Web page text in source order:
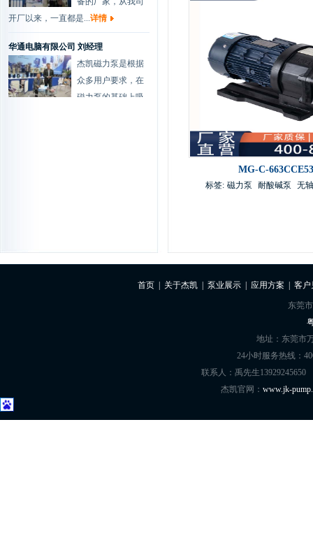
详情
华通电脑有限公司 刘经理
楼顶废气处理泵
80%都是用的杰凯
MG-C-
标签: 磁力泵 耐酸碱泵 无
首页 关于杰凯 泵业展示 应用方案 客户
东莞
地址：东莞市
24小时服务热线：
联系人：禹先生13929245650
杰凯官网： www.jk-